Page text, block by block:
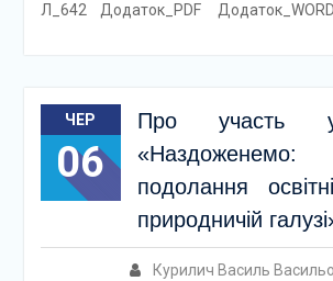
Л_642 Додаток_PDF Додаток_WORD
ЧЕР
06
Про участь у
подолання
природничій
Курилич Василь